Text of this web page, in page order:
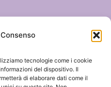
tecnologie come i cookie
del dispositivo. Il
di elaborare dati come il